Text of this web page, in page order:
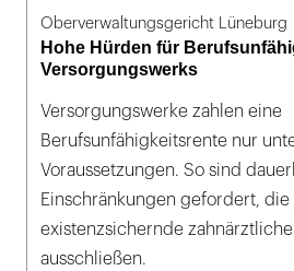
Oberverwaltungsgericht Lüneburg
Hohe Hürden für
Versorgungswerks
Versorgungswerke zahlen eine
Berufsunfähigkeitsrente nur
Voraussetzungen. So sind
Einschränkungen gefordert,
existenzsichernde
ausschließen.